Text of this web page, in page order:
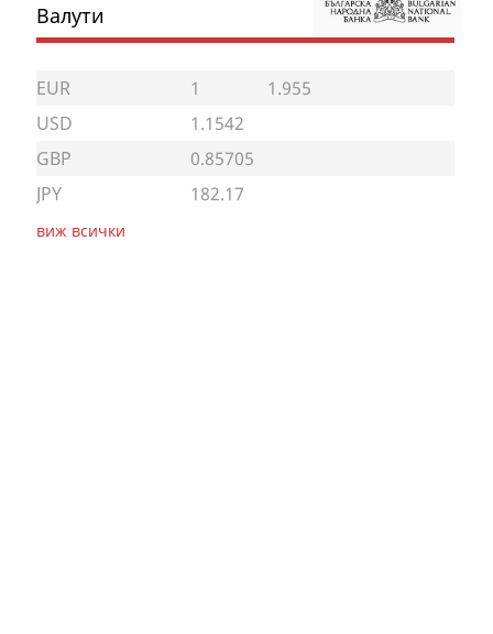
Валути
EUR 1
1.955
USD
1.1542
GBP
0.85705
JPY
182.17
виж всички